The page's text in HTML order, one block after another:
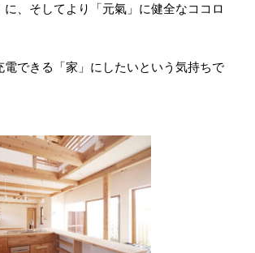
に、そしてより「元氣」に健全なココロ
電できる「家」にしたいという気持ちで